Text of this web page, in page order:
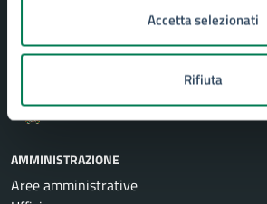
Accetta selezionati
Rifiuta
Comune di Siracusa
AMMINISTRAZIONE
Aree amministrative